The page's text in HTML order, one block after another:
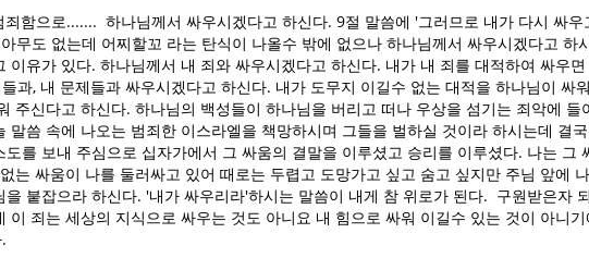
9
AUGUST
2022
VBS 2022 RECAP
VIDEO
5
JULY
2022
2022 CORNERSTONE
CHURCH VBS
REGISTRATION
20
DECEMBER
2020
MERRY
CHRISTMAS &
HAPPY NEW
9
DECEMBER
2020
MICHAEL김 형제
님 간증 2020년10
월18일 첫예배 27
함으로....... 하나님께서 싸우시겠다고 하신다. 9절 말씀에 '그러므로 내가 다시 싸우
무도 없는데 어찌할꼬 라는 탄식이 나올수 밖에 없으나 하나님께서 싸우시겠다고 하
유가 있다. 하나님께서 내 죄와 싸우시겠다고 하신다. 내가 내 죄를 대적하여 싸우
과, 내 문제들과 싸우시겠다고 하신다. 내가 도무지 이길수 없는 대적을 하나님이 싸
주신다고 하신다. 하나님의 백성들이 하나님을 버리고 떠나 우상을 섬기는 죄악에 들
씀 속에 나오는 범죄한 이스라엘을 책망하시며 그들을 벌하실 것이라 하시는데 결
를 보내 주심으로 십자가에서 그 싸움의 결말을 이루셨고 승리를 이루셨다. 나는 그
는 싸움이 나를 둘러싸고 있어 때로는 두렵고 도망가고 싶고 숨고 싶지만 주님 앞에
붙잡으라 하신다. '내가 싸우리라'하시는 말씀이 내게 참 위로가 된다. 구원받은자
죄는 세상의 지식으로 싸우는 것도 아니요 내 힘으로 싸워 이길수 있는 것이 아니